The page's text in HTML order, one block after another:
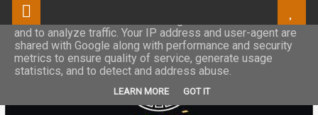
This site uses cookies from Google to deliver its services
and to analyze traffic. Your IP address and user-agent are
shared with Google along with performance and security
metrics to ensure quality of service, generate usage
statistics, and to detect and address abuse.
LEARN MORE GOT IT